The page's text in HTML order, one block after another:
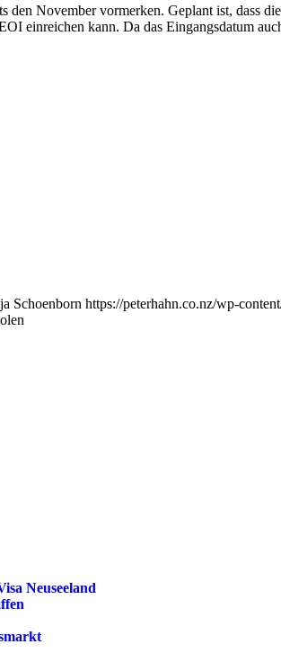
November vormerken. Geplant ist, dass
einreichen kann. Da das Eingangsdatum
Schoenborn https://peterhahn.co.nz/wp-
Neuseeland